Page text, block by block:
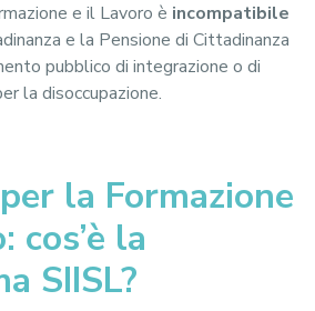
e il Lavoro è incompatibile
e la Pensione di Cittadinanza
pubblico di integrazione o di
la disoccupazione.
la Formazione
cos’è la
SIISL?